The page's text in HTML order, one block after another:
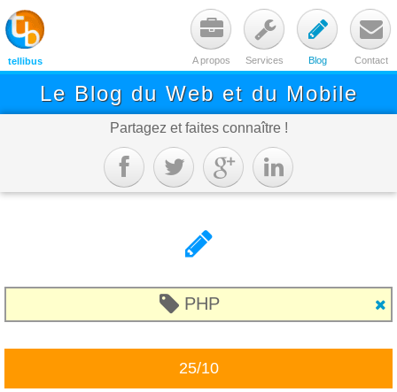
tellibus

Contact

Blog

Services

A propos
Le Blog du Web et du Mobile
Partagez et faites connaître !
   

 PHP 
25/10